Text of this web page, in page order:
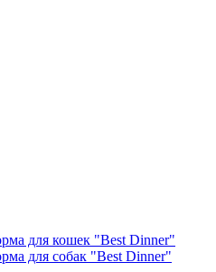
для кошек "Best Dinner"
для собак "Best Dinner"